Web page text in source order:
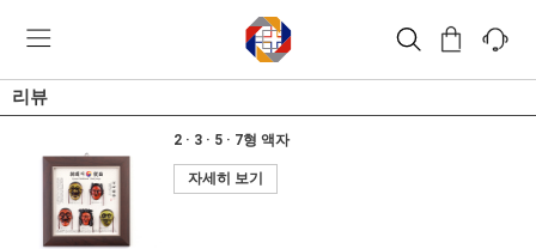
리뷰
2 · 3 · 5 · 7형 액자
자세히 보기